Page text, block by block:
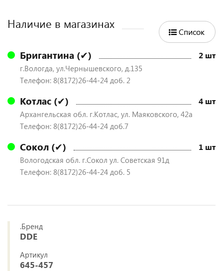
Наличие в магазинах
Список
Бригантина (✔) 2 шт
г.Вологда, ул.Чернышевского, д.135
Телефон: 8(8172)26-44-24 доб. 2
Котлас (✔) 4 шт
Архангельская обл. г.Котлас, ул. Маяковского, 42а
Телефон: 8(8172)26-44-24 доб.7
Сокол (✔) 1 шт
Вологодская обл. г.Сокол ул. Советская 91д
Телефон: 8(8172)26-44-24 доб. 5
.Бренд
DDE
Артикул
645-457